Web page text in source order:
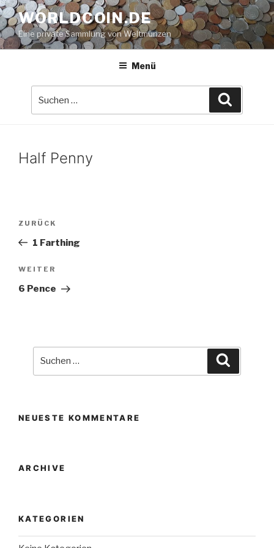
Zum
Inhalt
springen
WORLDCOIN.DE
Eine private Sammlung von Weltmünzen
Menü
Half Penny
Beitrags-
Vorheriger
Beitrag
ZURÜCK
1 Farthing
Nächster
Beitrag
WEITER
6 Pence
NEUESTE KOMMENTARE
ARCHIVE
KATEGORIEN